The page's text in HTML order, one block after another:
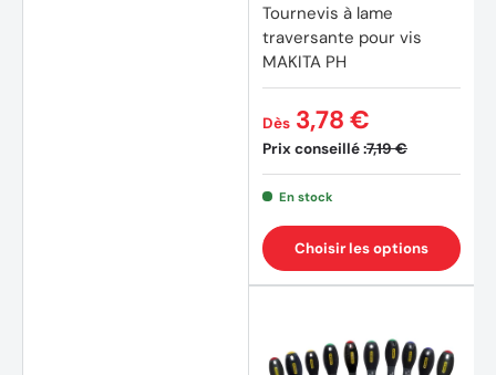
Tournevis à lame
traversante pour vis
MAKITA PH
Prix conseillé :7,19 €
Dès 3,78 €
En stock
Choisir les options